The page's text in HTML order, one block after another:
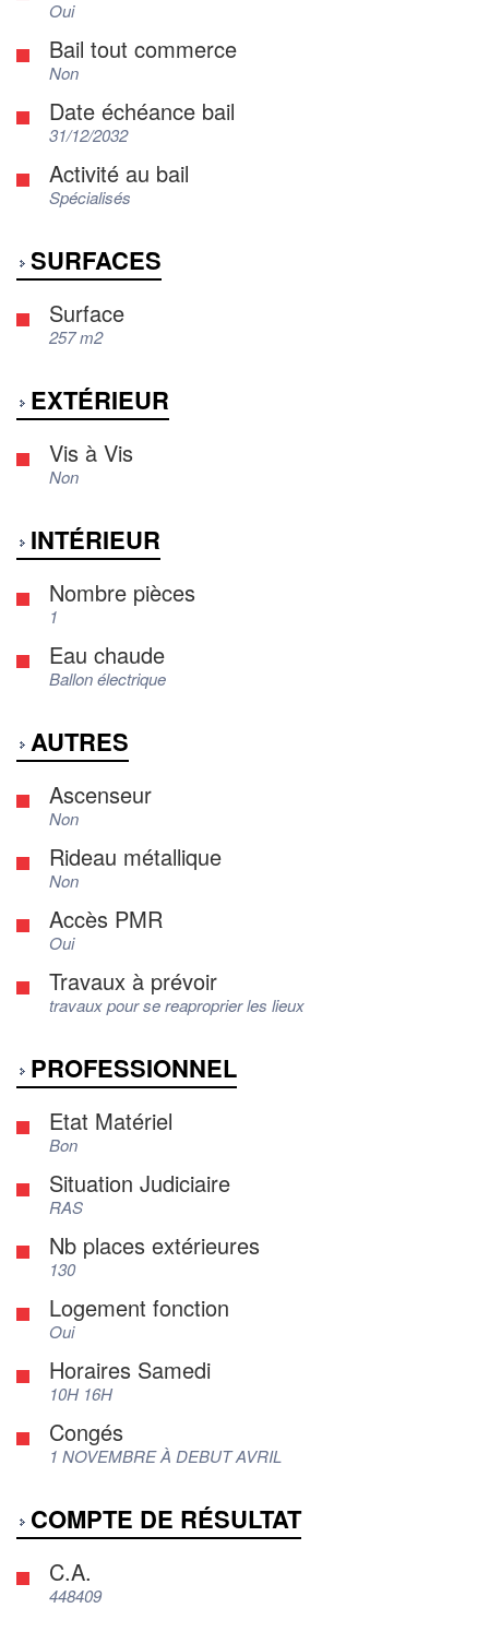
Oui
Bail tout commerce
Non
Date échéance bail
31/12/2032
Activité au bail
Spécialisés
SURFACES
Surface
257 m2
EXTÉRIEUR
Vis à Vis
Non
INTÉRIEUR
Nombre pièces
1
Eau chaude
Ballon électrique
AUTRES
Ascenseur
Non
Rideau métallique
Non
Accès PMR
Oui
Travaux à prévoir
travaux pour se reaproprier les lieux
PROFESSIONNEL
Etat Matériel
Bon
Situation Judiciaire
RAS
Nb places extérieures
130
Logement fonction
Oui
Horaires Samedi
10H 16H
Congés
1 NOVEMBRE À DEBUT AVRIL
COMPTE DE RÉSULTAT
C.A.
448409